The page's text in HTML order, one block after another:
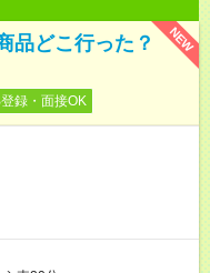
NEW
品どこ行った？
録・面接OK